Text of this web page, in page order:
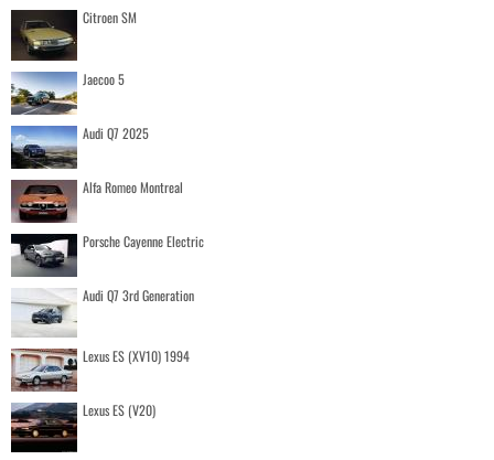
Citroen SM
Jaecoo 5
Audi Q7 2025
Alfa Romeo Montreal
Porsche Cayenne Electric
Audi Q7 3rd Generation
Lexus ES (XV10) 1994
Lexus ES (V20)